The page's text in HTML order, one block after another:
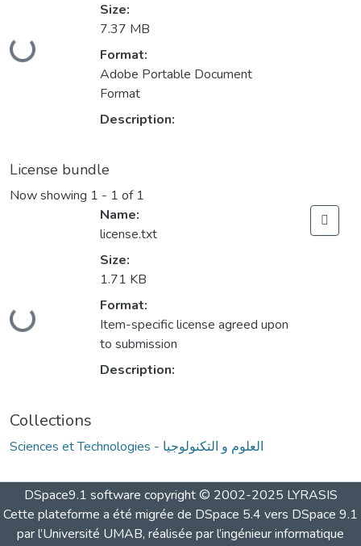
Loading...
Size:
7.37 MB
Format:
Adobe Portable Document
Format
Description:
License bundle
Now showing 1 - 1 of 1
Loading...
Name:
license.txt
Size:
1.71 KB
Format:
Item-specific license agreed upon
to submission
Description:
Collections
Sciences et Technologies - العلوم و التكنولوجيا
DSpace9.1 software copyright © 2002-2025 LYRASIS
Cette plateforme a été migrée de DSpace 5.4 vers DSpace 9.1
par l’Université UMAB, réalisée par l’ingénieur informatique